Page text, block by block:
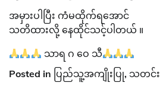
အမှားပါပြီး ကံမထိုက်ရအောင်
သတိထားလို့ နေထိုင်သင့်ပါတယ် ။
သာရ ဂ ဝေ သီ
Posted in ပြည်သူ့အကျိုးပြု, သတင်း